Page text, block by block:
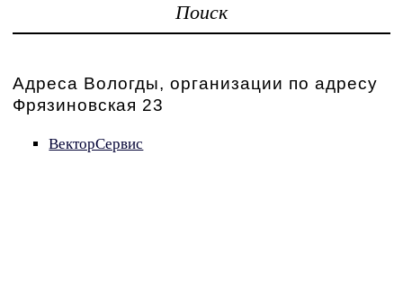
Поиск
Адреса Вологды, организации по адресу
Фрязиновская 23
ВекторСервис